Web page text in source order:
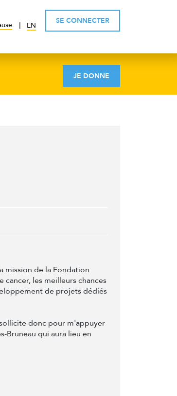
EN
SE CONNECTER
JE DONNE
mission de la Fondation
les meilleurs chances
de projets dédiés
donc pour m'appuyer
Bruneau qui aura lieu en